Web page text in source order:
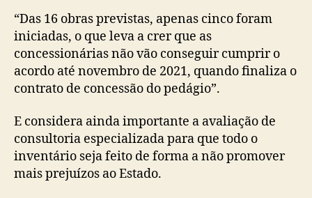
“Das 16 obras previstas, apenas cinco foram
iniciadas, o que leva a crer que as
concessionárias não vão conseguir cumprir o
acordo até novembro de 2021, quando finaliza o
contrato de concessão do pedágio”.
E considera ainda importante a avaliação de
consultoria especializada para que todo o
inventário seja feito de forma a não promover
mais prejuízos ao Estado.